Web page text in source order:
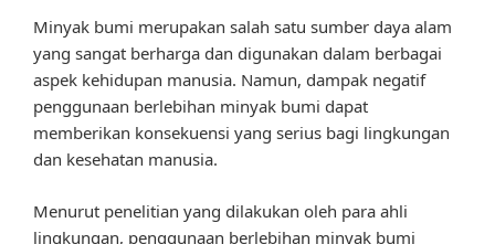
Minyak bumi merupakan salah satu sumber daya alam
yang sangat berharga dan digunakan dalam berbagai
aspek kehidupan manusia. Namun, dampak negatif
penggunaan berlebihan minyak bumi dapat
memberikan konsekuensi yang serius bagi lingkungan
dan kesehatan manusia.
Menurut penelitian yang dilakukan oleh para ahli
lingkungan, penggunaan berlebihan minyak bumi